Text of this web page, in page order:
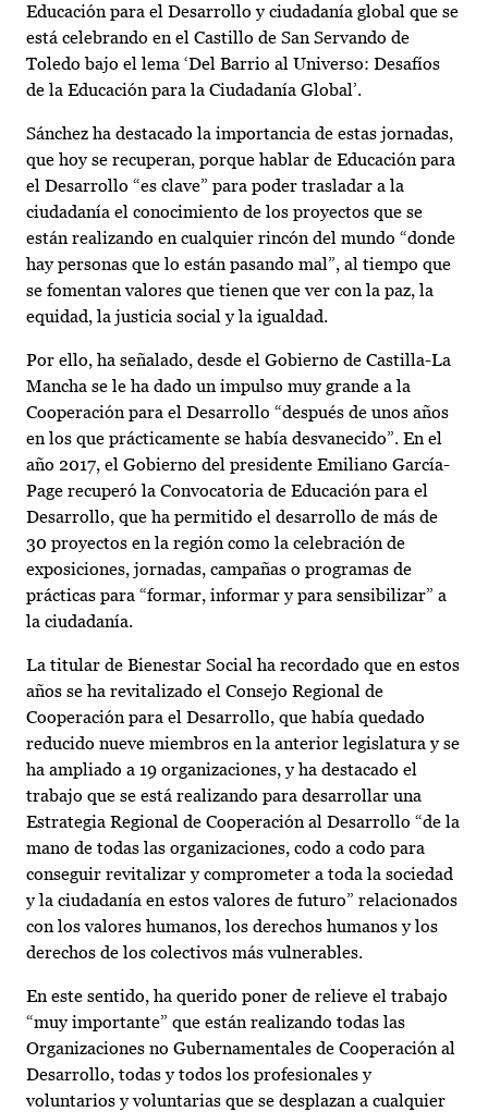
Educación para el Desarrollo y ciudadanía global que se
está celebrando en el Castillo de San Servando de
Toledo bajo el lema ‘Del Barrio al Universo: Desafíos
de la Educación para la Ciudadanía Global’.
Sánchez ha destacado la importancia de estas jornadas,
que hoy se recuperan, porque hablar de Educación para
el Desarrollo “es clave” para poder trasladar a la
ciudadanía el conocimiento de los proyectos que se
están realizando en cualquier rincón del mundo “donde
hay personas que lo están pasando mal”, al tiempo que
se fomentan valores que tienen que ver con la paz, la
equidad, la justicia social y la igualdad.
Por ello, ha señalado, desde el Gobierno de Castilla-La
Mancha se le ha dado un impulso muy grande a la
Cooperación para el Desarrollo “después de unos años
en los que prácticamente se había desvanecido”. En el
año 2017, el Gobierno del presidente Emiliano García-
Page recuperó la Convocatoria de Educación para el
Desarrollo, que ha permitido el desarrollo de más de
30 proyectos en la región como la celebración de
exposiciones, jornadas, campañas o programas de
prácticas para “formar, informar y para sensibilizar” a
la ciudadanía.
La titular de Bienestar Social ha recordado que en estos
años se ha revitalizado el Consejo Regional de
Cooperación para el Desarrollo, que había quedado
reducido nueve miembros en la anterior legislatura y se
ha ampliado a 19 organizaciones, y ha destacado el
trabajo que se está realizando para desarrollar una
Estrategia Regional de Cooperación al Desarrollo “de la
mano de todas las organizaciones, codo a codo para
conseguir revitalizar y comprometer a toda la sociedad
y la ciudadanía en estos valores de futuro” relacionados
con los valores humanos, los derechos humanos y los
derechos de los colectivos más vulnerables.
En este sentido, ha querido poner de relieve el trabajo
“muy importante” que están realizando todas las
Organizaciones no Gubernamentales de Cooperación al
Desarrollo, todas y todos los profesionales y
voluntarios y voluntarias que se desplazan a cualquier